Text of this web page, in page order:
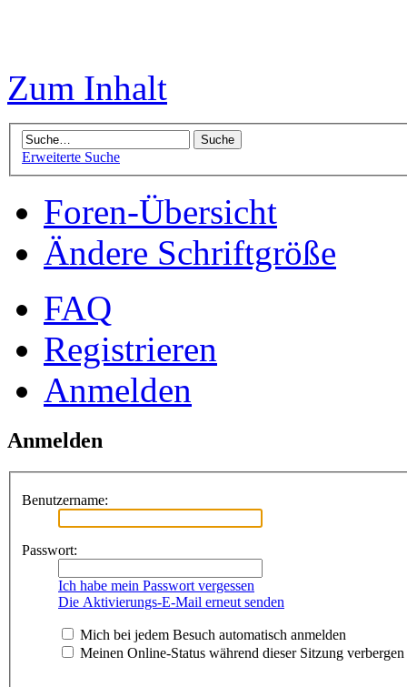
Zum Inhalt
Erweiterte Suche
Foren-Übersicht
Ändere Schriftgröße
FAQ
Registrieren
Anmelden
Anmelden
Benutzername:
Passwort:
Ich habe mein Passwort vergessen
Die Aktivierungs-E-Mail erneut senden
Mich bei jedem Besuch automatisch anmelden
Meinen Online-Status während dieser Sitzung verbergen